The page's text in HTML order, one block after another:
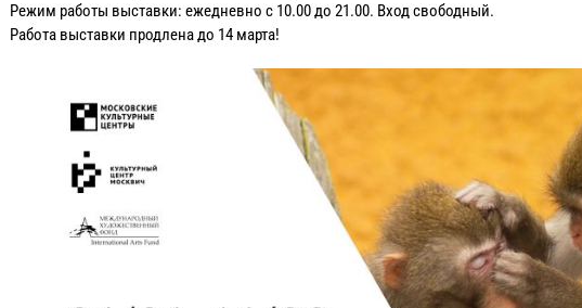
Режим работы выставки: ежедневно с 10.00 до 21.00. Вход свободный.
Работа выставки продлена до 14 марта!